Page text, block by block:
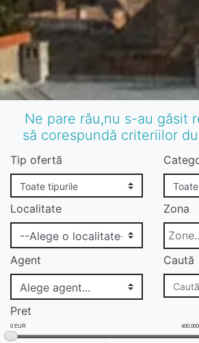
Ne pare rău,nu s-au găsit
să corespundă criteriilor
Tip ofertă
Localitate Zona
Agent Caută
Pret
0 EUR